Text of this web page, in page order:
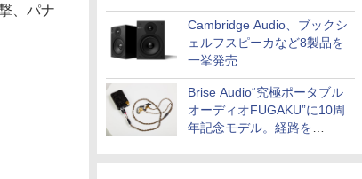
SilentPowerから
Cambridge Audio、ブックシ
ェルフスピーカなど8製品を
一挙発売
Brise Audio“究極ポータブル
オーディオFUGAKU”に10周
年記念モデル。経路を
、パナ